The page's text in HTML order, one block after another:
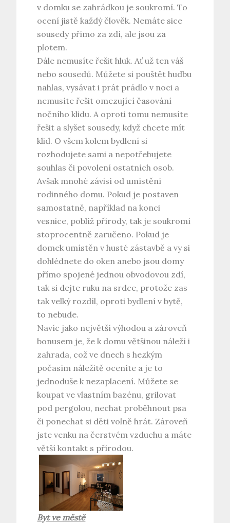
v domku se zahrádkou je soukromí. To
ocení jistě každý člověk. Nemáte sice
sousedy přímo za zdí, ale jsou za
plotem.
Dále nemusíte řešit hluk. Ať už ten váš
nebo sousedů. Můžete si pouštět hudbu
nahlas, vysávat i prát prádlo v noci a
nemusíte řešit omezující časování
nočního klidu. A oproti tomu nemusíte
řešit a slyšet sousedy, když chcete mít
klid. O všem kolem bydlení si
rozhodujete sami a nepotřebujete
souhlas či povolení ostatních osob.
Avšak mnohé závisí od umístění
rodinného domu. Pokud je postaven
samostatně, například na konci
vesnice, poblíž přírody, tak je soukromí
stoprocentně zaručeno. Pokud je
domek umístěn v husté zástavbě a vy si
dohlédnete do oken anebo jsou domy
přímo spojené jednou obvodovou zdí,
tak si dejte ruku na srdce, protože zas
tak velký rozdíl, oproti bydlení v bytě,
to nebude.
Navíc jako největší výhodou a zároveň
bonusem je, že k domu většinou náleží i
zahrada, což ve dnech s hezkým
počasím náležitě oceníte a je to
jednoduše k nezaplacení. Můžete se
koupat ve vlastním bazénu, grilovat
pod pergolou, nechat proběhnout psa
či ponechat si děti volně hrát. Zároveň
jste venku na čerstvém vzduchu a máte
větší kontakt s přírodou.
Byt ve městě